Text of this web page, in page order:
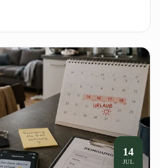
14
JUL